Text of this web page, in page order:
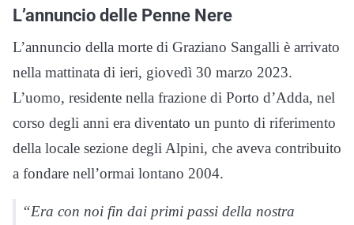
L’annuncio delle Penne Nere
L’annuncio della morte di Graziano Sangalli è arrivato
nella mattinata di ieri, giovedì 30 marzo 2023.
L’uomo, residente nella frazione di Porto d’Adda, nel
corso degli anni era diventato un punto di riferimento
della locale sezione degli Alpini, che aveva contribuito
a fondare nell’ormai lontano 2004.
“Era con noi fin dai primi passi della nostra